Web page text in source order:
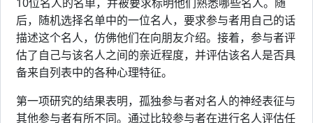
后，随机选择名单中的一位名人，要求参与者用自己的话
描述这个名人，仿佛他们在向朋友介绍。接着，参与者评
估了自己与该名人之间的亲近程度，并评估该名人是否具
备来自列表中的各种心理特征。
第一项研究的结果表明，孤独参与者对名人的神经表征与
其他参与者有所不同。通过比较参与者在进行名人评估任